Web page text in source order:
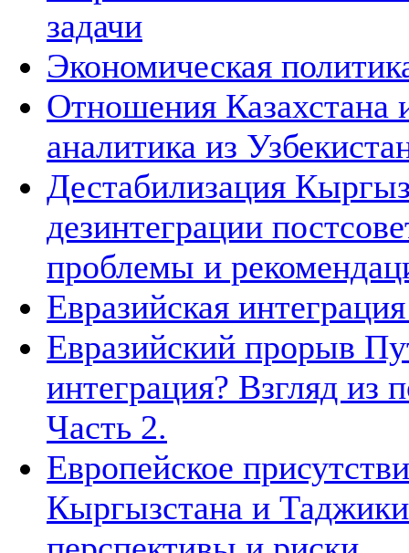
задачи
Экономическая
Отношения Казахстана
аналитика из
Дестабилизация
дезинтеграции
проблемы и
Евразийская
Евразийский прорыв
интеграция? Взгляд из
Часть 2.
Европейское
Кыргызстана и